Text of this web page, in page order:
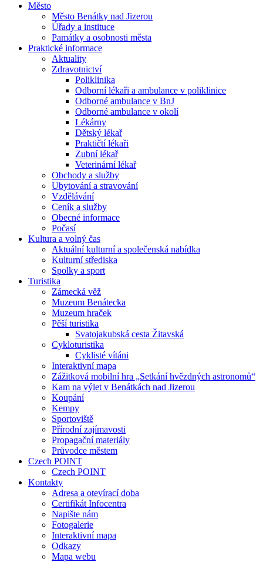
Město
Město Benátky nad Jizerou
Úřady a instituce
Památky a osobnosti města
Praktické informace
Aktuality
Zdravotnictví
Poliklinika
Odborní lékaři a ambulance v poliklinice
Odborné ambulance v BnJ
Odborné ambulance v okolí
Lékárny
Dětský lékař
Praktičtí lékaři
Zubní lékař
Veterinární lékař
Obchody a služby
Ubytování a stravování
Vzdělávání
Ceník a služby
Obecné informace
Počasí
Kultura a volný čas
Aktuální kulturní a společenská nabídka
Kulturní střediska
Spolky a sport
Turistika
Zámecká věž
Muzeum Benátecka
Muzeum hraček
Pěší turistika
Svatojakubská cesta Žitavská
Cykloturistika
Cyklisté vítáni
Interaktivní mapa
Zážitková mobilní hra „Setkání hvězdných astronomů“
Kam na výlet v Benátkách nad Jizerou
Koupání
Kempy
Sportoviště
Přírodní zajímavosti
Propagační materiály
Průvodce městem
Czech POINT
Czech POINT
Kontakty
Adresa a otevírací doba
Certifikát Infocentra
Napište nám
Fotogalerie
Interaktivní mapa
Odkazy
Mapa webu